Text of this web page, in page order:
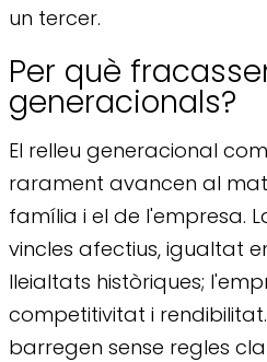
un tercer.
Per què
generacionals?
El relleu generacional
rarament avancen al
família i el de l'empresa.
vincles afectius, igualtat
lleialtats històriques;
competitivitat i
barregen sense regles